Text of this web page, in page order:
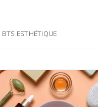
BTS ESTHÉTIQUE